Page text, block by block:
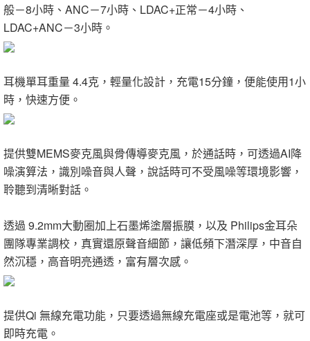
般－8小時、ANC－7小時、LDAC+正常－4小時、
LDAC+ANC－3小時。
耳機單耳重量 4.4克，輕量化設計，充電15分鐘，便能使用1小
時，快速方便。
提供雙MEMS麥克風與骨傳導麥克風，於通話時，可透過AI降
噪演算法，識別噪音與人聲，說話時可不受風噪等環境影響，
聆聽到清晰對話。
透過 9.2mm大動圈加上石墨烯塗層振膜，以及 Philips金耳朵
團隊專業調校，真實還原聲音細節，讓低頻下潛深厚，中音自
然沉穩，高音明亮通透，富有層次感。
提供Qi 無線充電功能，只要透過無線充電座或是電池等，就可
即時充電。